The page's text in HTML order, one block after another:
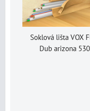
Soklová lišta VOX
Dub arizona 530